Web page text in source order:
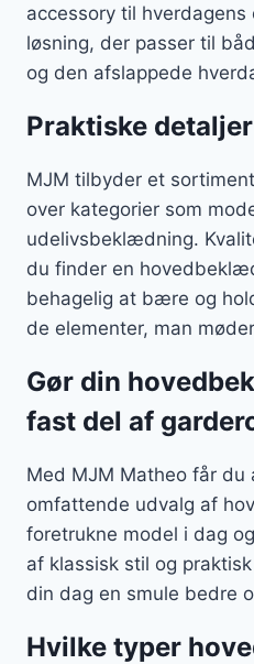
accessory til
løsning, der passer til
og den afslappede
Praktiske detaljer
MJM tilbyder et
over kategorier som
udelivsbeklædning.
du finder en
behagelig at bære og
de elementer, man
Gør din
fast del af
Med MJM Matheo får
omfattende udvalg af
foretrukne model i dag
af klassisk stil og
din dag en smule bedre
Hvilke typer